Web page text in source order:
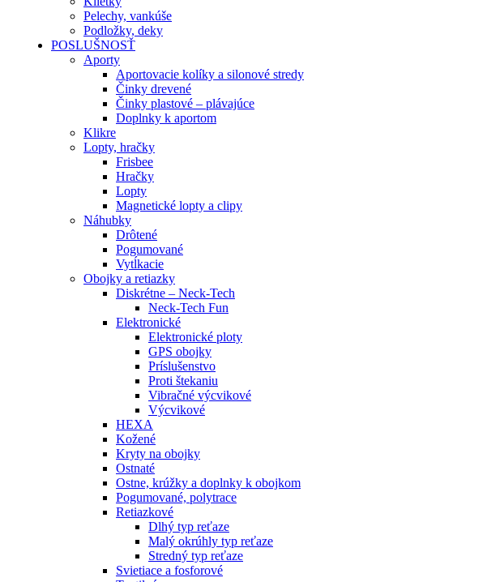
Pelechy, vankúše
Podložky, deky
POSLUŠNOSŤ
Aporty
Aportovacie kolíky a silonové stredy
Činky drevené
Činky plastové – plávajúce
Doplnky k aportom
Klikre
Lopty, hračky
Frisbee
Hračky
Lopty
Magnetické lopty a clipy
Náhubky
Drôtené
Pogumované
Vytĺkacie
Obojky a retiazky
Diskrétne – Neck-Tech
Neck-Tech Fun
Elektronické
Elektronické ploty
GPS obojky
Príslušenstvo
Proti štekaniu
Vibračné výcvikové
Výcvikové
HEXA
Kožené
Kryty na obojky
Ostnaté
Ostne, krúžky a doplnky k obojkom
Pogumované, polytrace
Retiazkové
Dlhý typ reťaze
Malý okrúhly typ reťaze
Stredný typ reťaze
Svietiace a fosforové